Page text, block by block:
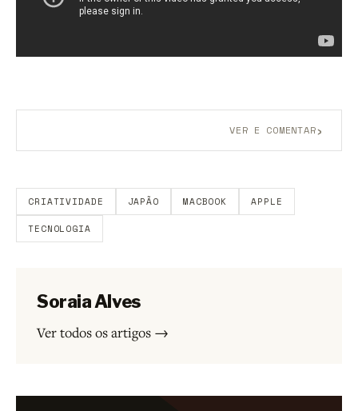
VER E COMENTAR›
CRIATIVIDADE JAPÃO MACBOOK APPLE
TECNOLOGIA
Soraia Alves
Ver todos os artigos →